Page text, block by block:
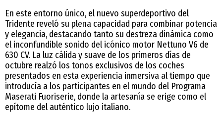
En este entorno único, el nuevo superdeportivo del
Tridente reveló su plena capacidad para combinar potencia
y elegancia, destacando tanto su destreza dinámica como
el inconfundible sonido del icónico motor Nettuno V6 de
630 CV. La luz cálida y suave de los primeros días de
octubre realzó los tonos exclusivos de los coches
presentados en esta experiencia inmersiva al tiempo que
introducía a los participantes en el mundo del Programa
Maserati Fuoriserie, donde la artesanía se erige como el
epítome del auténtico lujo italiano.